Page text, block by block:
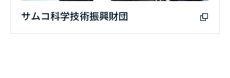
サムコ科学技術振興財団